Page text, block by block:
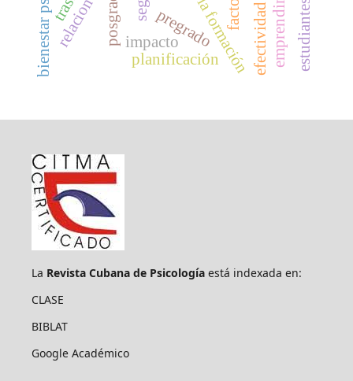
posgrado pregrado
impacto
planificación
La Revista Cubana de Psicologíaestá indexada en:
CLASE
BIBLAT
Google Académico